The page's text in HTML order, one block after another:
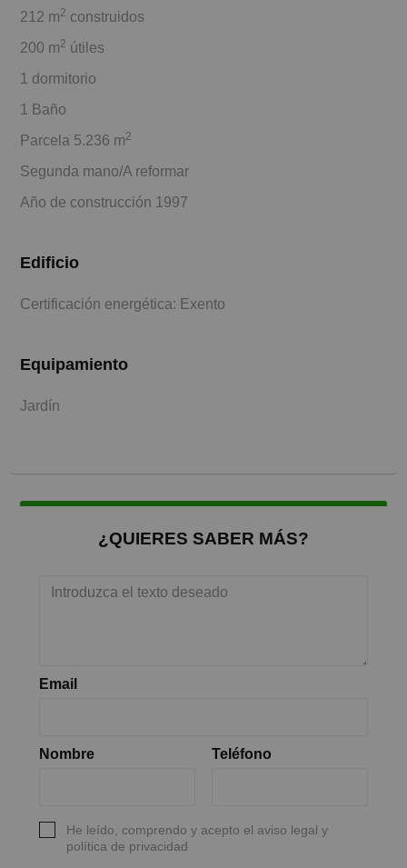
212 m2 construidos
200 m2 útiles
1 dormitorio
1 Baño
Parcela 5.236 m2
Segunda mano/A reformar
Año de construcción 1997
Edificio
Certificación energética: Exento
Equipamiento
Jardín
¿QUIERES SABER MÁS?
Email
Nombre Teléfono
He leído, comprendo y acepto el aviso legal y
política de privacidad